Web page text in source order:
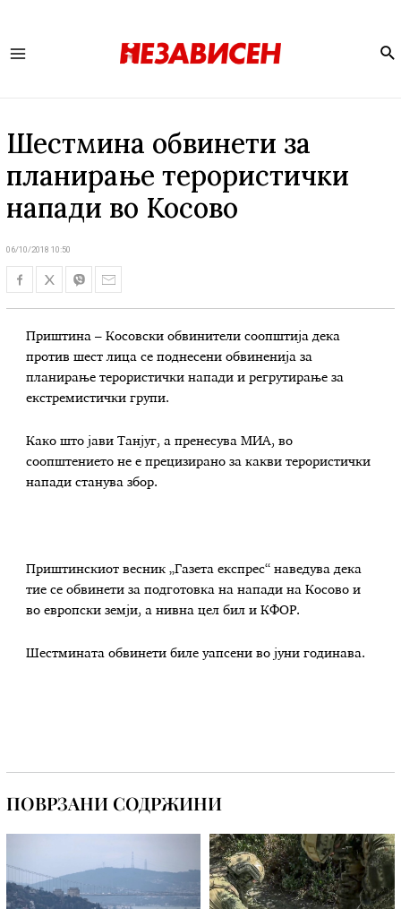
Шестмина обвинети за
планирање терористички
напади во Косово
06/10/2018 10:50
Приштина – Косовски обвинители соопштија дека
против шест лица се поднесени обвиненија за
планирање терористички напади и регрутирање за
екстремистички групи.
Како што јави Танјуг, а пренесува МИА, во
соопштението не е прецизирано за какви терористички
напади станува збор.
Приштинскиот весник „Газета експрес“ наведува дека
тие се обвинети за подготовка на напади на Косово и
во европски земји, а нивна цел бил и КФОР.
Шестмината обвинети биле уапсени во јуни годинава.
ПОВРЗАНИ СОДРЖИНИ